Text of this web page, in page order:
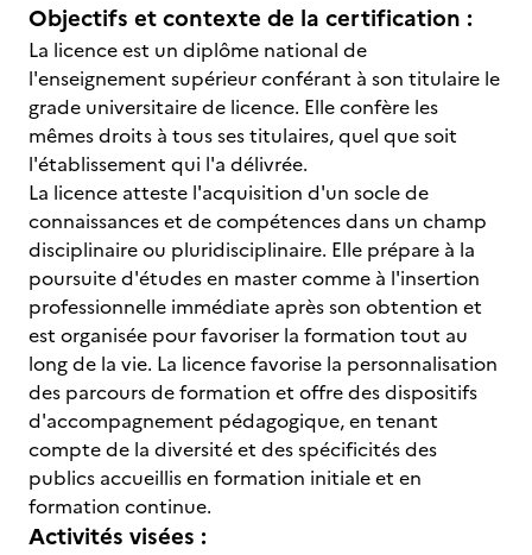
Objectifs et contexte de la certification :
La licence est un diplôme national de
l'enseignement supérieur conférant à son titulaire le
grade universitaire de licence. Elle confère les
mêmes droits à tous ses titulaires, quel que soit
l'établissement qui l'a délivrée.
La licence atteste l'acquisition d'un socle de
connaissances et de compétences dans un champ
disciplinaire ou pluridisciplinaire. Elle prépare à la
poursuite d'études en master comme à l'insertion
professionnelle immédiate après son obtention et
est organisée pour favoriser la formation tout au
long de la vie. La licence favorise la personnalisation
des parcours de formation et offre des dispositifs
d'accompagnement pédagogique, en tenant
compte de la diversité et des spécificités des
publics accueillis en formation initiale et en
formation continue.
Activités visées :